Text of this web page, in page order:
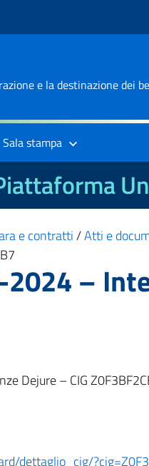
e la destinazione dei
Sala stampa
e contratti/Atti e
–
Dejure – CIG
dettaglio_cig/